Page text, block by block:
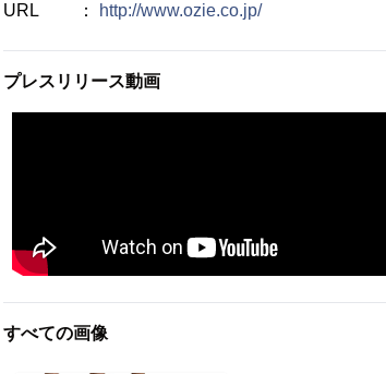
URL ：
http://www.ozie.co.jp/
プレスリリース動画
すべての画像